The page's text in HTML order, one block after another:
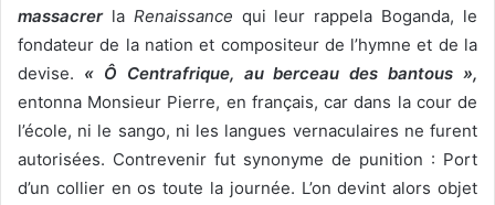
massacrerla Renaissance qui leur rappela Boganda, le
fondateur de la nation et compositeur de l’hymne et de la
devise. « Ô Centrafrique, au berceau des bantous »,
entonna Monsieur Pierre, en français, car dans la cour de
l’école, ni le sango, ni les langues vernaculaires ne furent
autorisées. Contrevenir fut synonyme de punition : Port
d’un collier en os toute la journée. L’on devint alors objet